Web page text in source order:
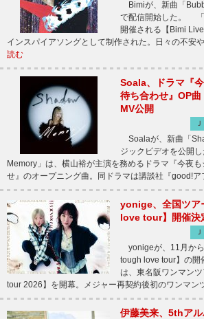
Bimiが、新曲「
で配信開始した。
開催される【Bimi
インスパイアソングとして制作された。日々の不安
読む
Soala、ドラマ『
待ち合わせ』OP
MV公開
Soalaが、新曲「
ジックビデオを公開
Memory」は、横山裕が主演を務めるドラマ『今夜
せ』のオープニング曲。同ドラマは講談社『good!
yonige、全国ツ
love tour】開催決
yonigeが、11月か
tough love tour】の
は、東名阪ワンマン
tour 2026】を開幕。メジャー再契約後初のワンマン
伊藤美来、5thア